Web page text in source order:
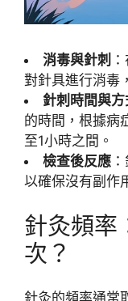
消毒與針刺
對針具進行消毒
針刺時間與方
的時間，根據病
至1小時之間。
檢查後反應
以確保沒有副作
針灸頻率
次？